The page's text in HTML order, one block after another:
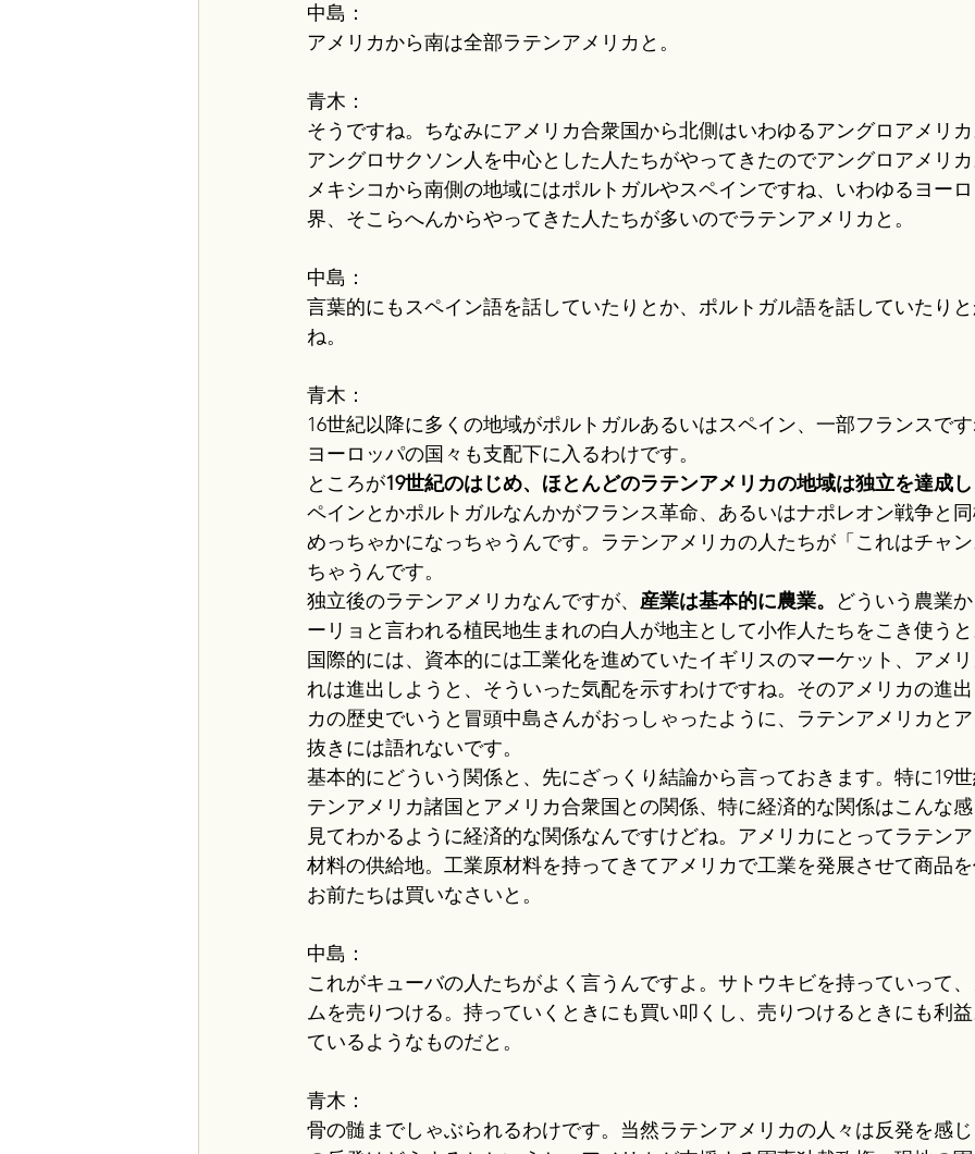
中島：
アメリカから南は全部ラテンアメリカと。
青木：
そうですね。ちなみにアメリカ合衆国から北側はいわゆるアングロアメリ
アングロサクソン人を中心とした人たちがやってきたのでアングロアメリ
メキシコから南側の地域にはポルトガルやスペインですね、いわゆるヨー
界、そこらへんからやってきた人たちが多いのでラテンアメリカと。
中島：
言葉的にもスペイン語を話していたりとか、ポルトガル語を話していたり
ね。
青木：
16世紀以降に多くの地域がポルトガルあるいはスペイン、一部フランスで
ヨーロッパの国々も支配下に入るわけです。
ところが19世紀のはじめ、ほとんどのラテンアメリカの地域は独立を達成
ペインとかポルトガルなんかがフランス革命、あるいはナポレオン戦争と
めっちゃかになっちゃうんです。ラテンアメリカの人たちが「これはチャ
ちゃうんです。
独立後のラテンアメリカなんですが、 産業は基本的に農業。 どういう農業
ーリョと言われる植民地生まれの白人が地主として小作人たちをこき使う
国際的には、資本的には工業化を進めていたイギリスのマーケット、アメ
れは進出しようと、そういった気配を示すわけですね。そのアメリカの進
カの歴史でいうと冒頭中島さんがおっしゃったように、ラテンアメリカと
抜きには語れないです。
基本的にどういう関係と、先にざっくり結論から言っておきます。特に19
テンアメリカ諸国とアメリカ合衆国との関係、特に経済的な関係はこんな
見てわかるように経済的な関係なんですけどね。アメリカにとってラテン
材料の供給地。工業原材料を持ってきてアメリカで工業を発展させて商品
お前たちは買いなさいと。
中島：
これがキューバの人たちがよく言うんですよ。サトウキビを持っていって
ムを売りつける。持っていくときにも買い叩くし、売りつけるときにも利
ているようなものだと。
青木：
骨の髄までしゃぶられるわけです。当然ラテンアメリカの人々は反発を感